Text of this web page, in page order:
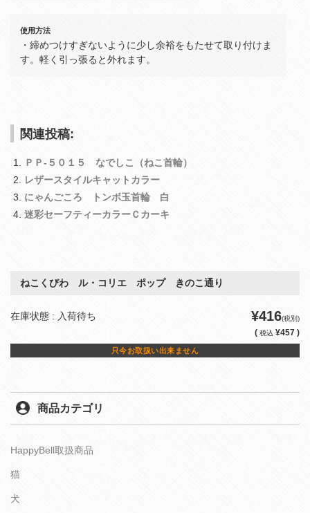
使用方法
・締めつけすぎないように少し余裕をもたせて取り付けま
す。軽く引っ張ると外れます。
関連投稿:
ＰＰ‐５０１５ なでしこ（ねこ首輪）
レザースタイルキャットカラー
にゃんごころ トンボ玉首輪 白
迷彩セーフティーカラーＣカーキ
ねこくびわ ル・コリエ ポップ きのこ通り
在庫状態 : 入荷待ち ¥416(税別)
( 税込 ¥457 )
只今お取扱い出来ません
商品カテゴリ
HappyBell取扱商品
猫
犬